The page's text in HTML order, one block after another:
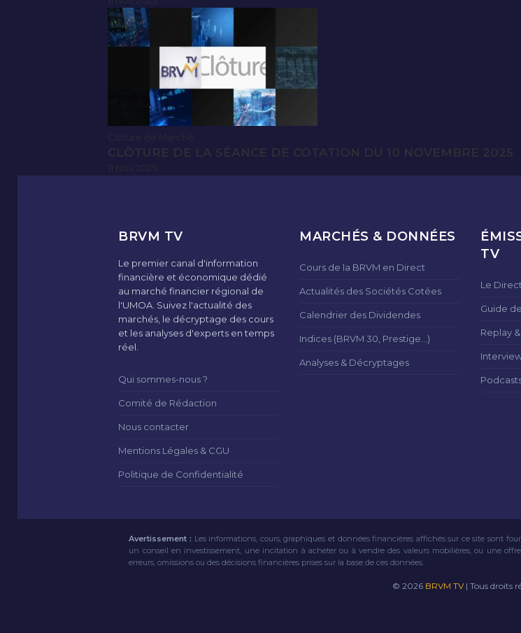
CLÔTURE DE LA SÉANCE DE COTATION DU 10 NOVEMBRE 2025
BRVM TV
Le premier canal d'information
financière et économique dédié
au marché financier régional de
l'UMOA. Suivez l'actualité des
marchés, le décryptage des cours
et les analyses d'experts en temps
réel.
Qui sommes-nous ?
Comité de Rédaction
Nous contacter
Mentions Légales & CGU
Politique de Confidentialité
MARCHÉS & DONNÉES
Cours de la BRVM en Direct
Actualités des Sociétés Cotées
Calendrier des Dividendes
Indices (BRVM 30, Prestige...)
Analyses & Décryptages
TV
Le
Guide
Replay
Avertissement : Les informations, cours, graphiques et données financières affichés sur ce site sont
un conseil en investissement, une incitation à acheter ou à vendre des valeurs mobilières, ou une
erreurs, omissions ou des décisions financières prises sur la base de ces données.
© 2026 BRVM TV| Tous droits